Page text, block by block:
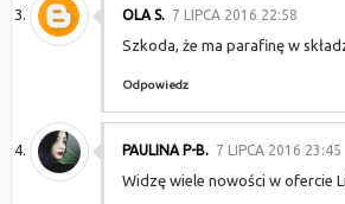
OLA S. 7 LIPCA 2016 22:58
Szkoda, że ma parafinę w
Odpowiedz
PAULINA P-B. 7 LIPCA 2016 23:45
Widzę wiele nowości w ofercie